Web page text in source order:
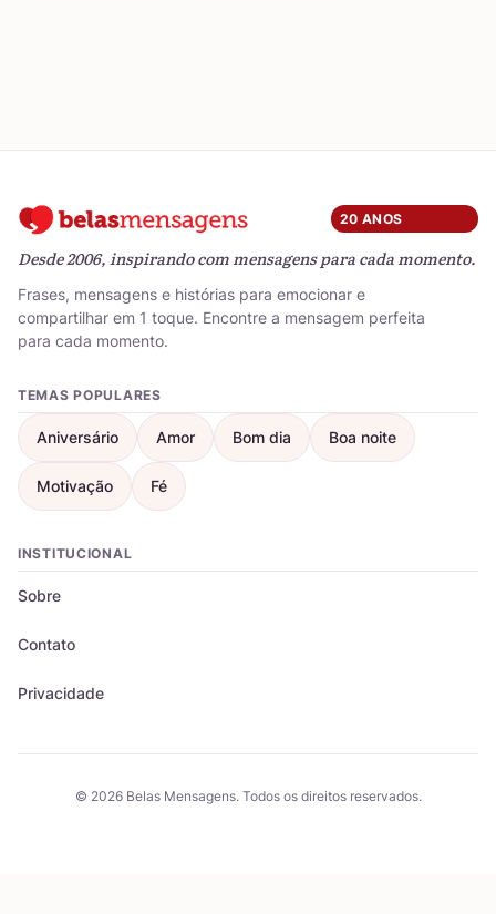
20 ANOS
Desde 2006, inspirando com mensagens para cada momento.
Frases, mensagens e histórias para emocionar e
compartilhar em 1 toque. Encontre a mensagem perfeita
para cada momento.
TEMAS POPULARES
Aniversário Amor Bom dia Boa noite
Motivação Fé
INSTITUCIONAL
Sobre
Contato
Privacidade
© 2026 Belas Mensagens. Todos os direitos reservados.